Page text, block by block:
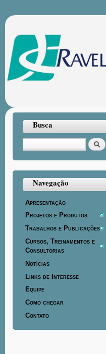
Busca
Buscar
Navegação
Apresentação
Projetos e Produtos
Trabalhos e Publicações
Cursos, Treinamentos e
Consultorias
Notícias
Links de Interesse
Equipe
Como chegar
Contato